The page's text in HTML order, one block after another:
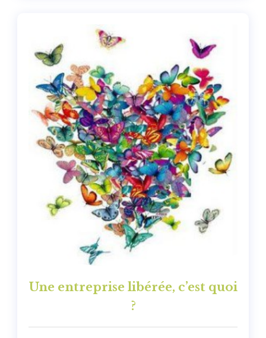
Une entreprise libérée, c’est quoi
?